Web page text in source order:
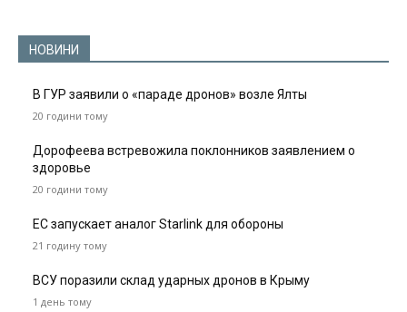
НОВИНИ
В ГУР заявили о «параде дронов» возле Ялты
20 години тому
Дорофеева встревожила поклонников заявлением о
здоровье
20 години тому
ЕС запускает аналог Starlink для обороны
21 годину тому
ВСУ поразили склад ударных дронов в Крыму
1 день тому